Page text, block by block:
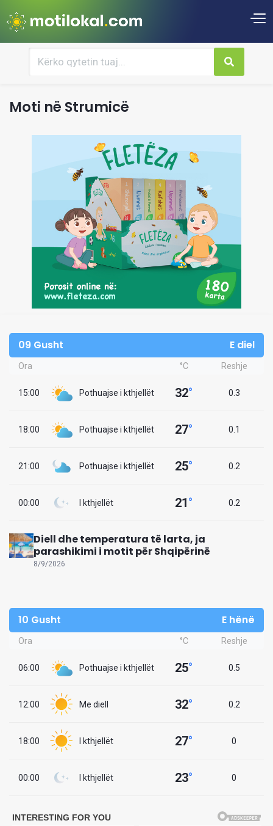
Moti në Strumicë
09 Gusht E diel
Ora °C Reshje
15:00 Pothuajse i kthjellët 32° 0.3
18:00 Pothuajse i kthjellët 27° 0.1
21:00 Pothuajse i kthjellët 25° 0.2
00:00 I kthjellët 21° 0.2
Diell dhe temperatura të larta, ja
parashikimi i motit për Shqipërinë
8/9/2026
10 Gusht E hënë
Ora °C Reshje
06:00 Pothuajse i kthjellët 25° 0.5
12:00 Me diell 32° 0.2
18:00 I kthjellët 27° 0
00:00 I kthjellët 23° 0